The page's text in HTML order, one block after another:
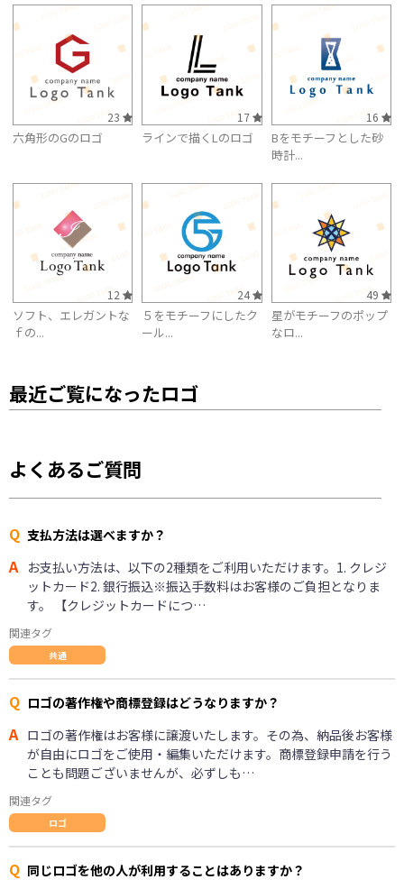
23
六角形のGのロゴ
17
ラインで描くLのロゴ
16
Bをモチーフとした砂
時計...
12
ソフト、エレガントな
ｆの...
24
５をモチーフにしたク
ール...
49
星がモチーフのポップ
なロ...
最近ご覧になったロゴ
よくあるご質問
Q 支払方法は選べますか？
A お支払い方法は、以下の2種類をご利用いただけます。1. クレジ
ットカード2. 銀行振込※振込手数料はお客様のご負担となりま
す。 【クレジットカードにつ…
関連タグ
共通
Q ロゴの著作権や商標登録はどうなりますか？
A ロゴの著作権はお客様に譲渡いたします。その為、納品後お客様
が自由にロゴをご使用・編集いただけます。商標登録申請を行う
ことも問題ございませんが、必ずしも…
関連タグ
ロゴ
Q 同じロゴを他の人が利用することはありますか？